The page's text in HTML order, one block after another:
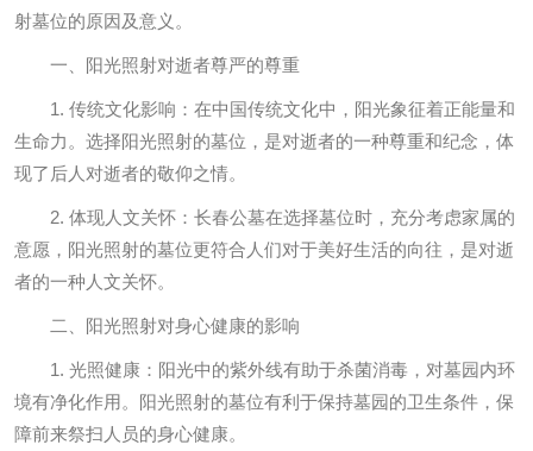
射墓位的原因及意义。
一、阳光照射对逝者尊严的尊重
1. 传统文化影响：在中国传统文化中，阳光象征着正能量和
生命力。选择阳光照射的墓位，是对逝者的一种尊重和纪念，体
现了后人对逝者的敬仰之情。
2. 体现人文关怀：长春公墓在选择墓位时，充分考虑家属的
意愿，阳光照射的墓位更符合人们对于美好生活的向往，是对逝
者的一种人文关怀。
二、阳光照射对身心健康的影响
1. 光照健康：阳光中的紫外线有助于杀菌消毒，对墓园内环
境有净化作用。阳光照射的墓位有利于保持墓园的卫生条件，保
障前来祭扫人员的身心健康。